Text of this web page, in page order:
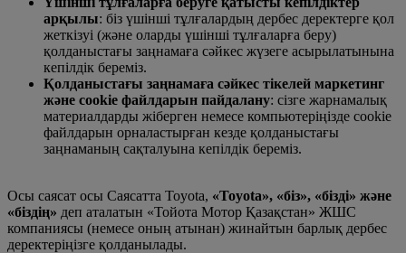
арқылы: біз үшінші тұлғалардың дербес деректерге қол
жеткізуі (және оларды үшінші тұлғаларға беру)
қолданыстағы заңнамаға сәйкес жүзеге асырылатынына
кепілдік береміз.
Қолданыстағы заңнамаға сәйкес тікелей маркетинг
және cookie файлдарын пайдалану: сізге жарнамалық
материалдарды жіберген немесе компьютеріңізде cookie
файлдарын орналастырған кезде қолданыстағы
заңнаманың сақталуына кепілдік береміз.
Осы саясат осы Саясатта Toyota, «Toyota», «біз», «бізді» және
«біздің» деп аталатын «Тойота Мотор Қазақстан» ЖШС
компаниясы (немесе оның атынан) жинайтын барлық дербес
деректеріңізге қолданылады.